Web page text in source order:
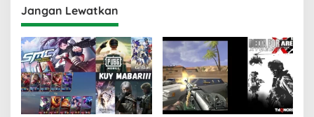
Jangan Lewatkan